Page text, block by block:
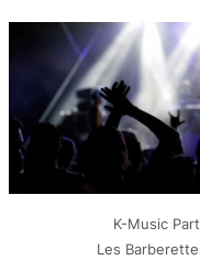
K-Music
Les